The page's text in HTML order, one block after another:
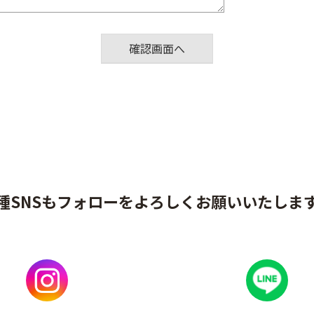
SNSもフォローをよろしくお願いいたしま